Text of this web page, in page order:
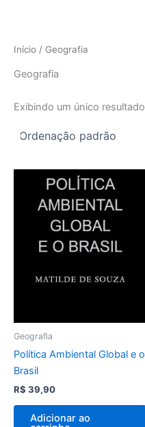
Início / Geografia
Geografia
Exibindo um único resultado
Geografia
Política Ambiental Global e o
Brasil
R$ 39,90
Adicionar ao